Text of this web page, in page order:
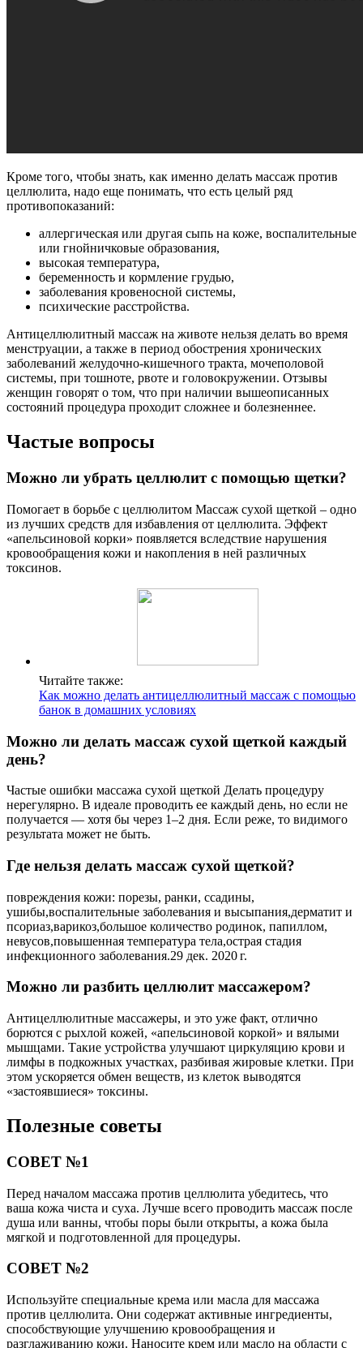
Кроме того, чтобы знать, как именно делать массаж против
целлюлита, надо еще понимать, что есть целый ряд
противопоказаний:
аллергическая или другая сыпь на коже, воспалительные
или гнойничковые образования,
высокая температура,
беременность и кормление грудью,
заболевания кровеносной системы,
психические расстройства.
Антицеллюлитный массаж на животе нельзя делать во время
менструации, а также в период обострения хронических
заболеваний желудочно-кишечного тракта, мочеполовой
системы, при тошноте, рвоте и головокружении. Отзывы
женщин говорят о том, что при наличии вышеописанных
состояний процедура проходит сложнее и болезненнее.
Частые вопросы
Можно ли убрать целлюлит с помощью щетки?
Помогает в борьбе с целлюлитом Массаж сухой щеткой – одно
из лучших средств для избавления от целлюлита. Эффект
«апельсиновой корки» появляется вследствие нарушения
кровообращения кожи и накопления в ней различных
токсинов.
Читайте также:
Как можно делать антицеллюлитный массаж с помощью
банок в домашних условиях
Можно ли делать массаж сухой щеткой каждый
день?
Частые ошибки массажа сухой щеткой Делать процедуру
нерегулярно. В идеале проводить ее каждый день, но если не
получается — хотя бы через 1–2 дня. Если реже, то видимого
результата может не быть.
Где нельзя делать массаж сухой щеткой?
повреждения кожи: порезы, ранки, ссадины,
ушибы,воспалительные заболевания и высыпания,дерматит и
псориаз,варикоз,большое количество родинок, папиллом,
невусов,повышенная температура тела,острая стадия
инфекционного заболевания.29 дек. 2020 г.
Можно ли разбить целлюлит массажером?
Антицеллюлитные массажеры, и это уже факт, отлично
борются с рыхлой кожей, «апельсиновой коркой» и вялыми
мышцами. Такие устройства улучшают циркуляцию крови и
лимфы в подкожных участках, разбивая жировые клетки. При
этом ускоряется обмен веществ, из клеток выводятся
«застоявшиеся» токсины.
Полезные советы
СОВЕТ №1
Перед началом массажа против целлюлита убедитесь, что
ваша кожа чиста и суха. Лучше всего проводить массаж после
душа или ванны, чтобы поры были открыты, а кожа была
мягкой и подготовленной для процедуры.
СОВЕТ №2
Используйте специальные крема или масла для массажа
против целлюлита. Они содержат активные ингредиенты,
способствующие улучшению кровообращения и
разглаживанию кожи. Наносите крем или масло на области с